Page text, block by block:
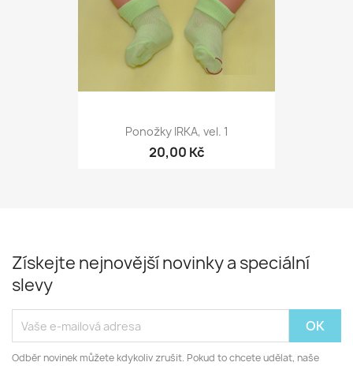
Ponožky IRKA, vel. 1
20,00 Kč
Získejte nejnovější novinky a speciální
slevy
Odběr novinek můžete kdykoliv zrušit. Pokud to chcete udělat, naše